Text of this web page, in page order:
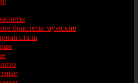
браслеты мужские
сталь